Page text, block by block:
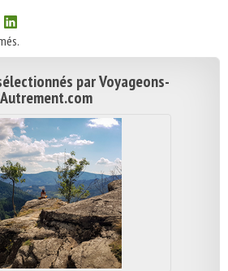
par Voyageons-
Autrement.com